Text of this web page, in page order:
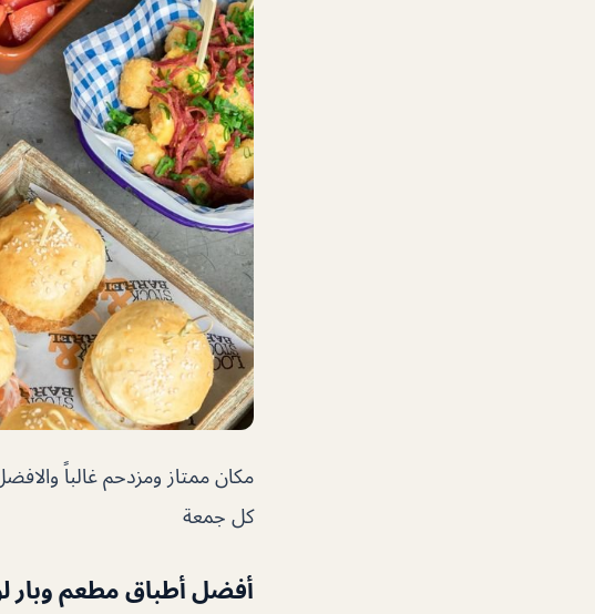
مكان ممتاز ومزدحم غالباً
كل جمعة
أفضل أطباق مطعم وبار